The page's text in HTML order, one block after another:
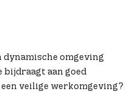
omgeving
aan goed
veilige werkomgeving?